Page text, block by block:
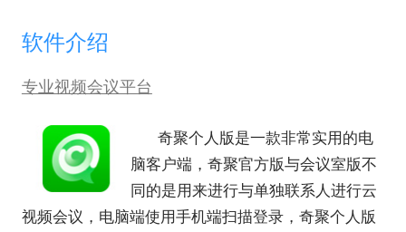
软件介绍
专业视频会议平台
奇聚个人版是一款非常实用的电
脑客户端，奇聚官方版与会议室版不
同的是用来进行与单独联系人进行云
视频会议，电脑端使用手机端扫描登录，奇聚个人版